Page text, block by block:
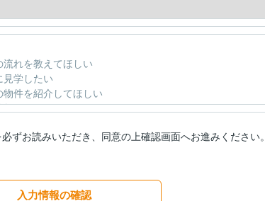
必ずお読みいただき、同意の上確認画面へお進みください。
入力情報の確認